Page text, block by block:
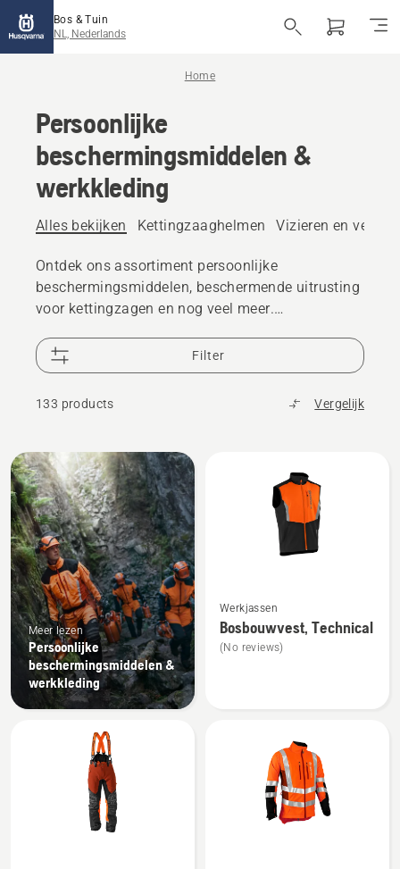
Bos & Tuin
NL, Nederlands
Home
Persoonlijke
beschermingsmiddelen &
werkkleding
Alles bekijken Kettingzaaghelmen Vizieren en
Ontdek ons assortiment persoonlijke
beschermingsmiddelen, beschermende uitrusting
voor kettingzagen en nog veel meer.
ervoor dat u voorbereid bent op elke uitdaging.
Filter
133 products Vergelijk
Bekijk
alle
producten
Meer lezen
Persoonlijke
beschermingsmiddelen &
werkkleding
meer
details
over
Werkjassen
Bosbouwvest, Technical
(No reviews)